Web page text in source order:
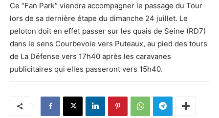
Ce “Fan Park” viendra accompagner le passage du Tour
lors de sa dernière étape du dimanche 24 juillet. Le
peloton doit en effet passer sur les quais de Seine (RD7)
dans le sens Courbevoie vers Puteaux, au pied des tours
de La Défense vers 17h40 après les caravanes
publicitaires qui elles passeront vers 15h40.